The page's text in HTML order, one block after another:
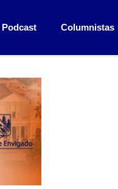
Podcast Columnistas